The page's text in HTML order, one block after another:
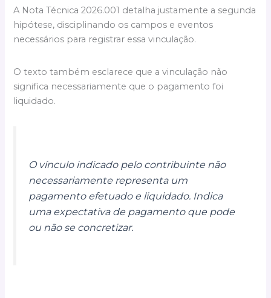
A Nota Técnica 2026.001 detalha justamente a segunda
hipótese, disciplinando os campos e eventos
necessários para registrar essa vinculação.
O texto também esclarece que a vinculação não
significa necessariamente que o pagamento foi
liquidado.
O vínculo indicado pelo contribuinte não
necessariamente representa um
pagamento efetuado e liquidado. Indica
uma expectativa de pagamento que pode
ou não se concretizar.